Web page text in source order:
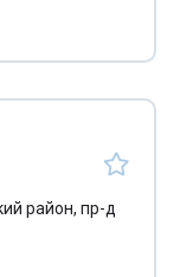
район, пр-д